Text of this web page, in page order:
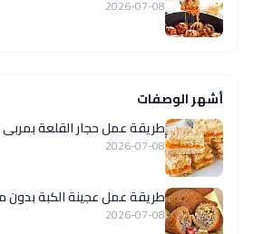
2026-07-08
أشهر الوصفات
طريقة عمل حجار القلعة
2026-07-08
طريقة عمل عجينة الكبة بدون
2026-07-08